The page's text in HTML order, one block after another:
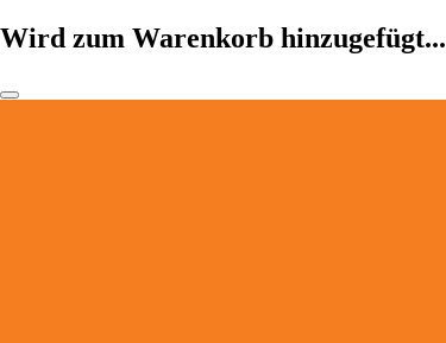
Wird zum Warenkorb hinzugefügt...